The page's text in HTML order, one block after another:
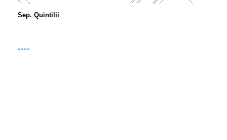
Sep. Quintilii
««««